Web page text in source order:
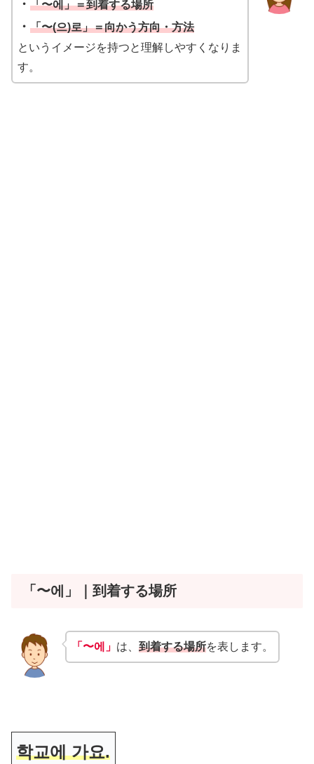
・ 「〜에」＝到着する場所
・ 「〜(으)로」＝向かう方向・方法
というイメージを持つと理解しやすくなりま
す。
「〜에」｜到着する場所
「〜에」 は、 到着する場所を表します。
학교에 가요.